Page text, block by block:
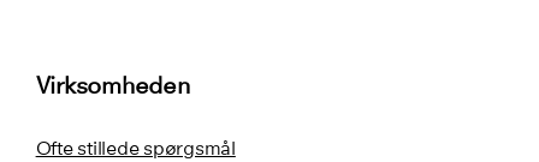
Virksomheden
Ofte stillede spørgsmål